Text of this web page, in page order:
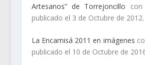
Artesanos” de Torrejoncillo con
publicado el 3 de Octubre de 2012.
La Encamisá 2011 en imágenes
publicado el 10 de Octubre de